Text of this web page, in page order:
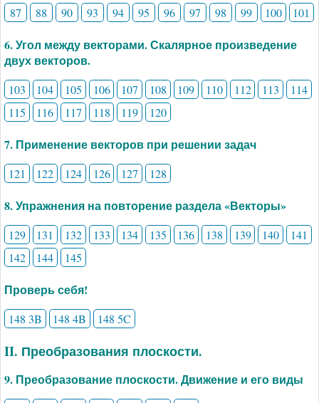
87 88 90 93 94 95 96 97 98 99 100 101
6. Угол между векторами. Скалярное произведение
двух векторов.
103 104 105 106 107 108 109 110 112 113
114
115
116 117 118 119 120
7. Применение векторов при решении задач
121 122 124 126 127 128
8. Упражнения на повторение раздела «Векторы»
129 131 132 133 134 135 136 138 139 140
141
142
144 145
Проверь себя!
148 3B 148 4B 148 5C
II. Преобразования плоскости.
9. Преобразование плоскости. Движение и его виды